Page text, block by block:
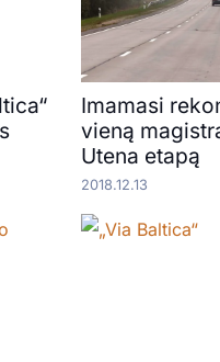
Imamasi
vieną
Utena etapą
2018.12.13